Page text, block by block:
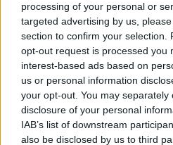
processing of your personal or
targeted advertising by us,
section to confirm your selection.
opt-out request is processed you
interest-based ads based on
us or personal information
your opt-out. You may
disclosure of your personal
IAB’s list of downstream
also be disclosed by us to third
Név
E-mail cím
Feliratkozom a hírlevélre és
szabályzatot!